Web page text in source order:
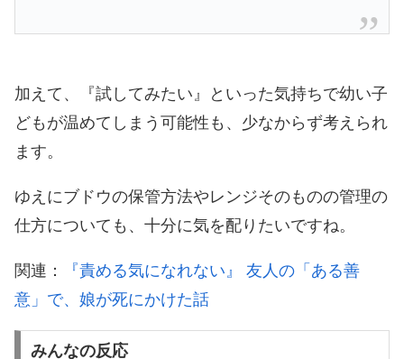
加えて、『試してみたい』といった気持ちで幼い子
どもが温めてしまう可能性も、少なからず考えられ
ます。
ゆえにブドウの保管方法やレンジそのものの管理の
仕方についても、十分に気を配りたいですね。
関連：
『責める気になれない』 友人の「ある善
意」で、娘が死にかけた話
みんなの反応